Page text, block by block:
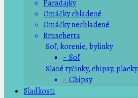
Paradajky
Omáčky chladené
Omáčky nechladené
Bruschetta
Soľ, korenie, bylinky
- Soľ
Slané tyčinky, chipsy, placky
- Chipsy
Sladkosti